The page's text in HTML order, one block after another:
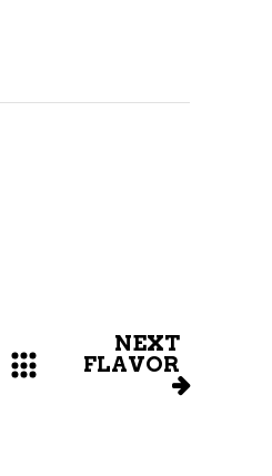
NEXT
FLAVOR